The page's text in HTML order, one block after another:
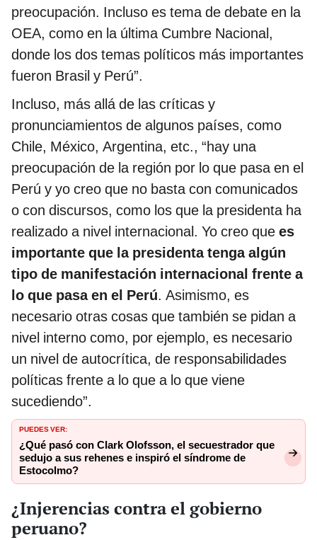
preocupación. Incluso es tema de debate en la
OEA, como en la última Cumbre Nacional,
donde los dos temas políticos más importantes
fueron Brasil y Perú”.
Incluso, más allá de las críticas y
pronunciamientos de algunos países, como
Chile, México, Argentina, etc., “hay una
preocupación de la región por lo que pasa en el
Perú y yo creo que no basta con comunicados
o con discursos, como los que la presidenta ha
realizado a nivel internacional. Yo creo que es
importante que la presidenta tenga algún
tipo de manifestación internacional frente a
lo que pasa en el Perú. Asimismo, es
necesario otras cosas que también se pidan a
nivel interno como, por ejemplo, es necesario
un nivel de autocrítica, de responsabilidades
políticas frente a lo que a lo que viene
sucediendo”.
PUEDES VER:
¿Qué pasó con Clark Olofsson, el secuestrador que
sedujo a sus rehenes e inspiró el síndrome de
Estocolmo?
¿Injerencias contra el gobierno
peruano?